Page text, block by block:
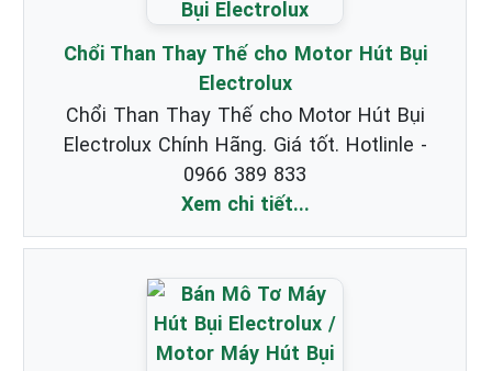
Chổi Than Thay Thế cho Motor Hút Bụi
Electrolux
Chổi Than Thay Thế cho Motor Hút Bụi
Electrolux Chính Hãng. Giá tốt. Hotlinle -
0966 389 833
Xem chi tiết...